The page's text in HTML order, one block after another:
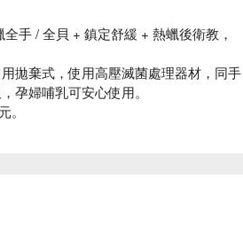
手 / 全貝 + 鎮定舒緩 + 熱蠟後衛教，
拋棄式，使用高壓滅菌處理器材，同手
孕婦哺乳可安心使用。